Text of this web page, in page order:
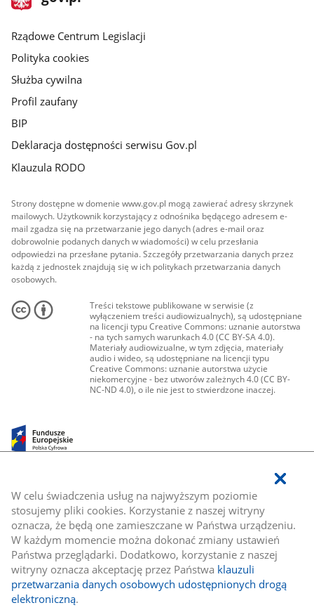
W celu świadczenia usług na najwyższym poziomie
stosujemy pliki cookies. Korzystanie z naszej witryny
oznacza, że będą one zamieszczane w Państwa urządzeniu.
W każdym momencie można dokonać zmiany ustawień
Państwa przeglądarki. Dodatkowo, korzystanie z naszej
witryny oznacza akceptację przez Państwa klauzuli
przetwarzania danych osobowych udostępnionych drogą
elektroniczną.
gov.pl
Rządowe Centrum Legislacji
Polityka cookies
Służba cywilna
Profil zaufany
BIP
Deklaracja dostępności serwisu Gov.pl
Klauzula RODO
Strony dostępne w domenie www.gov.pl mogą zawierać adresy skrzynek
mailowych. Użytkownik korzystający z odnośnika będącego adresem e-
mail zgadza się na przetwarzanie jego danych (adres e-mail oraz
dobrowolnie podanych danych w wiadomości) w celu przesłania
odpowiedzi na przesłane pytania. Szczegóły przetwarzania danych przez
każdą z jednostek znajdują się w ich politykach przetwarzania danych
osobowych.
Treści tekstowe publikowane w serwisie (z
wyłączeniem treści audiowizualnych), są udostępniane
na licencji typu Creative Commons: uznanie autorstwa
- na tych samych warunkach 4.0 (CC BY-SA 4.0).
Materiały audiowizualne, w tym zdjęcia, materiały
audio i wideo, są udostępniane na licencji typu
Creative Commons: uznanie autorstwa użycie
niekomercyjne - bez utworów zależnych 4.0 (CC BY-
NC-ND 4.0), o ile nie jest to stwierdzone inaczej.